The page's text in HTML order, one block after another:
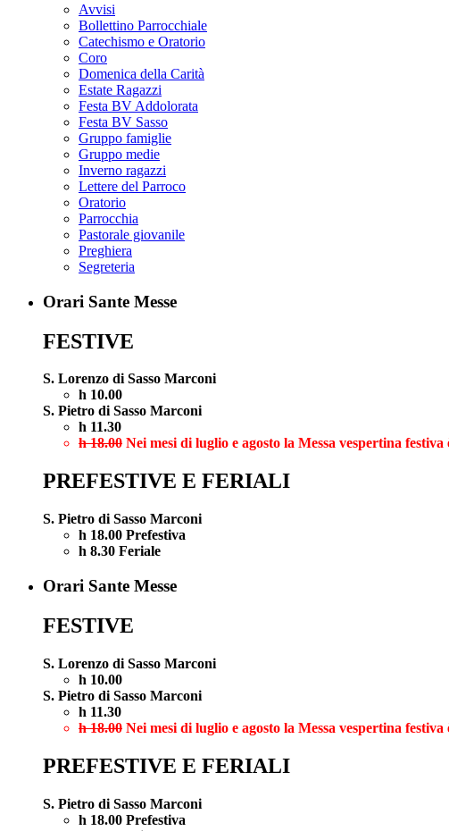
Avvisi
Bollettino Parrocchiale
Catechismo e Oratorio
Coro
Domenica della Carità
Estate Ragazzi
Festa BV Addolorata
Festa BV Sasso
Gruppo famiglie
Gruppo medie
Inverno ragazzi
Lettere del Parroco
Oratorio
Parrocchia
Pastorale giovanile
Preghiera
Segreteria
Orari Sante Messe
FESTIVE
S. Lorenzo di Sasso Marconi
h 10.00
S. Pietro di Sasso Marconi
h 11.30
h 18.00 Nei mesi di luglio e agosto la Messa vespertina festiva
PREFESTIVE E FERIALI
S. Pietro di Sasso Marconi
h 18.00 Prefestiva
h 8.30 Feriale
Orari Sante Messe
FESTIVE
S. Lorenzo di Sasso Marconi
h 10.00
S. Pietro di Sasso Marconi
h 11.30
h 18.00 Nei mesi di luglio e agosto la Messa vespertina festiva
PREFESTIVE E FERIALI
S. Pietro di Sasso Marconi
h 18.00 Prefestiva